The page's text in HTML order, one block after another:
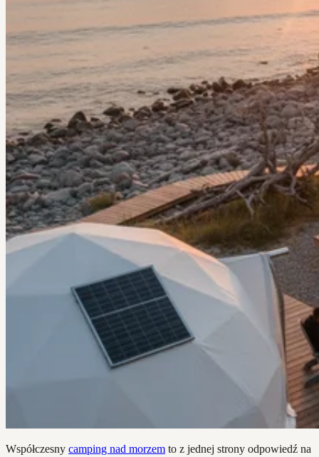
Współczesny camping nad morzem to z jednej strony odpowiedź na